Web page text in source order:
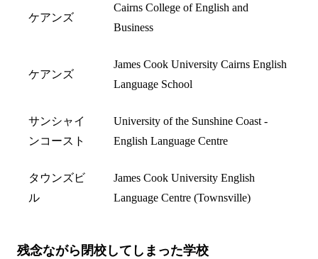
ケアンズ
Cairns College of English and
Business
ケアンズ
James Cook University Cairns English
Language School
サンシャイ
ンコースト
University of the Sunshine Coast -
English Language Centre
タウンズビ
ル
James Cook University English
Language Centre (Townsville)
残念ながら閉校してしまった学校